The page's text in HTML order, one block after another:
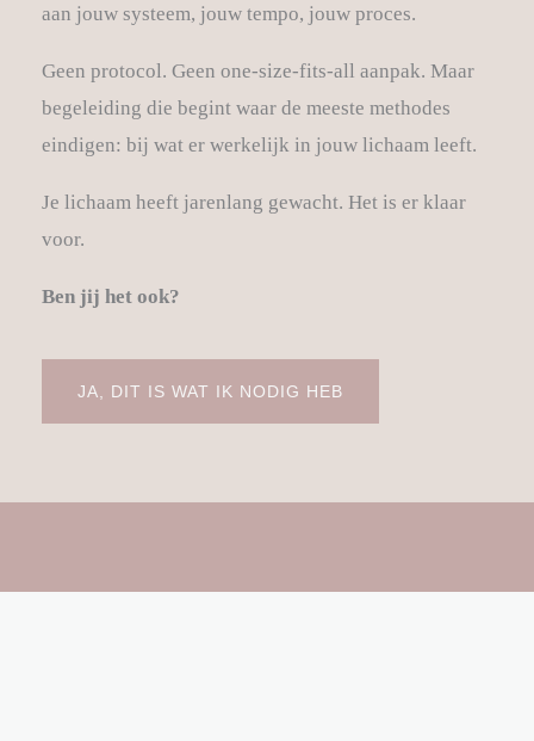
aan jouw systeem, jouw tempo, jouw proces.
Geen protocol. Geen one-size-fits-all aanpak. Maar
begeleiding die begint waar de meeste methodes
eindigen: bij wat er werkelijk in jouw lichaam leeft.
Je lichaam heeft jarenlang gewacht. Het is er klaar
voor.
Ben jij het ook?
JA, DIT IS WAT IK NODIG HEB